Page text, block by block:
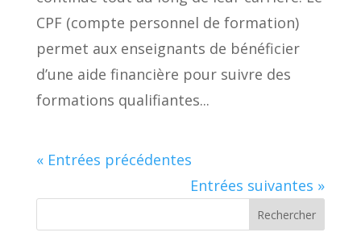
CPF (compte personnel de formation)
permet aux enseignants de bénéficier
d’une aide financière pour suivre des
formations qualifiantes...
« Entrées précédentes
Entrées suivantes »
Rechercher